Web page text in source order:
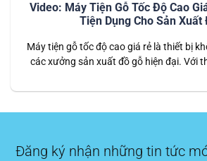
Video: Máy Tiện Gỗ Tốc Độ Cao
Tiện Dụng Cho Sản Xuất
Máy tiện gỗ tốc độ cao giá rẻ là thiết bị
các xưởng sản xuất đồ gỗ hiện đại. Với
giải pháp hiệu quả cho những doanh
Đăng ký nhận những tin tức